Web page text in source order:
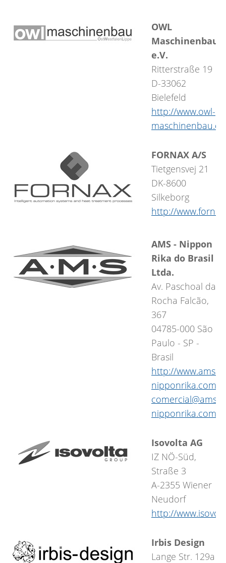
OWL
Maschinenbau
e.V.
Ritterstraße 19
D-33062
Bielefeld
http://www.owl-
maschinenbau.de
FORNAX A/S
Tietgensvej 21
DK-8600
Silkeborg
http://
AMS - Nippon
Rika do Brasil
Ltda.
Av. Paschoal da
Rocha Falcão,
367
04785-000 São
Paulo - SP -
Brasil
http://www.ams-
comercial@ams-
Isovolta AG
IZ NÖ-Süd,
Straße 3
A-2355 Wiener
Neudorf
http://
Irbis Design
Lange Str. 129a